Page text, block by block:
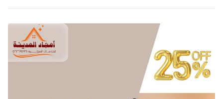
غرف
المنورة
|
0562694961